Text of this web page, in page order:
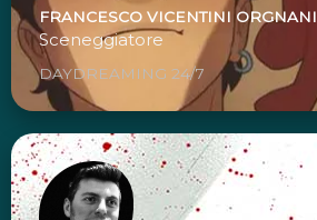
FRANCESCO VICENTINI ORGNANI
Sceneggiatore
DAYDREAMING 24/7